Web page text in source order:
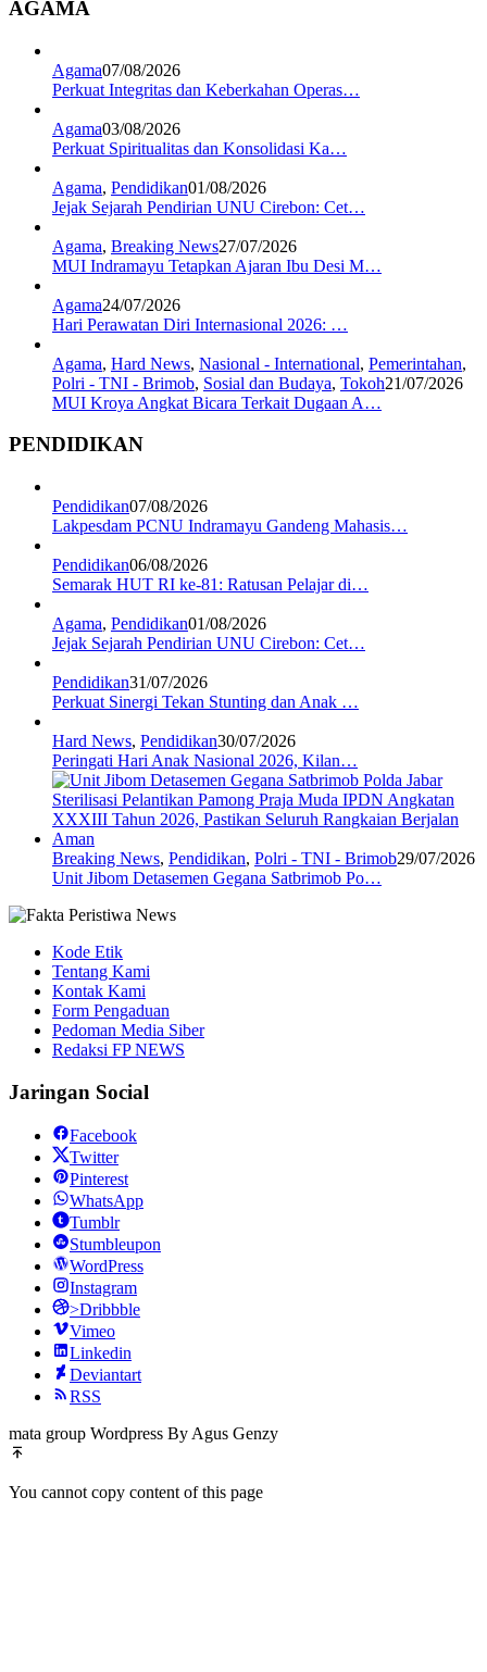
AGAMA
Agama07/08/2026
Perkuat Integritas dan Keberkahan Operas…
Agama03/08/2026
Perkuat Spiritualitas dan Konsolidasi Ka…
Agama, Pendidikan01/08/2026
Jejak Sejarah Pendirian UNU Cirebon: Cet…
Agama, Breaking News27/07/2026
MUI Indramayu Tetapkan Ajaran Ibu Desi M…
Agama24/07/2026
Hari Perawatan Diri Internasional 2026: …
Agama, Hard News, Nasional - International, Pemerintahan,
Polri - TNI - Brimob, Sosial dan Budaya, Tokoh21/07/2026
MUI Kroya Angkat Bicara Terkait Dugaan A…
PENDIDIKAN
Pendidikan07/08/2026
Lakpesdam PCNU Indramayu Gandeng Mahasis…
Pendidikan06/08/2026
Semarak HUT RI ke-81: Ratusan Pelajar di…
Agama, Pendidikan01/08/2026
Jejak Sejarah Pendirian UNU Cirebon: Cet…
Pendidikan31/07/2026
Perkuat Sinergi Tekan Stunting dan Anak …
Hard News, Pendidikan30/07/2026
Peringati Hari Anak Nasional 2026, Kilan…
Breaking News, Pendidikan, Polri - TNI - Brimob29/07/2026
Unit Jibom Detasemen Gegana Satbrimob Po…
Kode Etik
Tentang Kami
Kontak Kami
Form Pengaduan
Pedoman Media Siber
Redaksi FP NEWS
Jaringan Social
Facebook
Twitter
Pinterest
WhatsApp
Tumblr
Stumbleupon
WordPress
Instagram
>Dribbble
Vimeo
Linkedin
Deviantart
RSS
mata group Wordpress By Agus Genzy
You cannot copy content of this page